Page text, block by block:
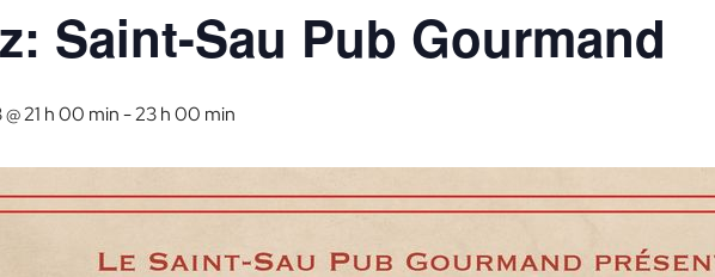
Saint-Sau Pub Gourmand
21 h 00 min-23 h 00 min